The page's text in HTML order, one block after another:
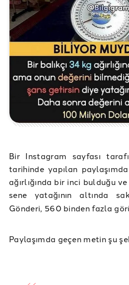
Bir Instagram sayfası
tarihinde yapılan
ağırlığında bir inci bulduğu
sene yatağının altında
Gönderi, 560 binden fazla
Paylaşımda geçen metin şu